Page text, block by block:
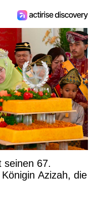
seinen 67.
Azizah, die